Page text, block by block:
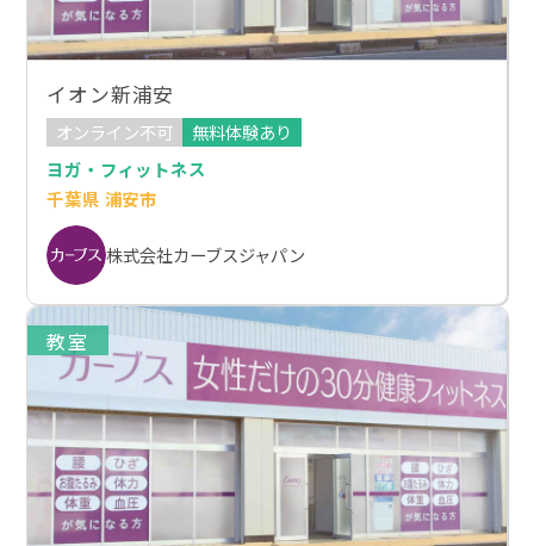
イオン新浦安
オンライン不可
無料体験あり
ヨガ・フィットネス
千葉県 浦安市
株式会社カーブスジャパン
教室